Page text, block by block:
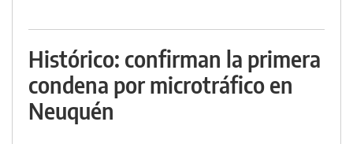
Histórico: confirman la primera
condena por microtráfico en
Neuquén